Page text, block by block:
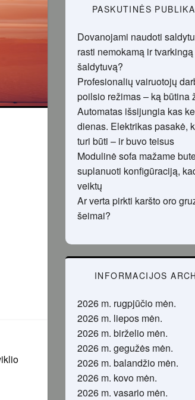
PASKUTINĖS
Dovanojami naudoti
rasti nemokamą ir tvarkingą
šaldytuvą?
Profesionalių vairuotojų
poilsio režimas – ką būtina
Automatas išsijungia kas
dienas. Elektrikas pasakė,
turi būti – ir buvo teisus
Modulinė sofa mažame
suplanuoti konfigūraciją,
veiktų
Ar verta pirkti karšto oro
šeimai?
INFORMACIJOS
2026 m. rugpjūčio mėn.
2026 m. liepos mėn.
2026 m. birželio mėn.
2026 m. gegužės mėn.
2026 m. balandžio mėn.
2026 m. kovo mėn.
2026 m. vasario mėn.